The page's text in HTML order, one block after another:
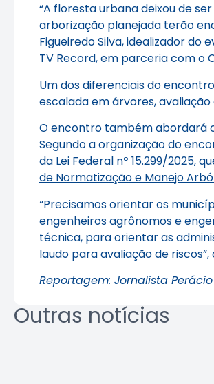
“A floresta urbana deixou de
arborização planejada terão
Figueiredo Silva, idealizador
TV Record, em parceria com o
Um dos diferenciais do
escalada em árvores,
O encontro também abordará
Segundo a organização do
da Lei Federal nº 15.299/2025,
de Normatização e Manejo
“Precisamos orientar os
engenheiros agrônomos e
técnica, para orientar as
laudo para avaliação de
Reportagem: Jornalista Perácio
Outras notícias